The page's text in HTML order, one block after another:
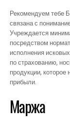
Рекомендуем тебе
связана с
Учреждается
посредством
исполнения
по страхованию,
продукции,
прибыли.
Маржа